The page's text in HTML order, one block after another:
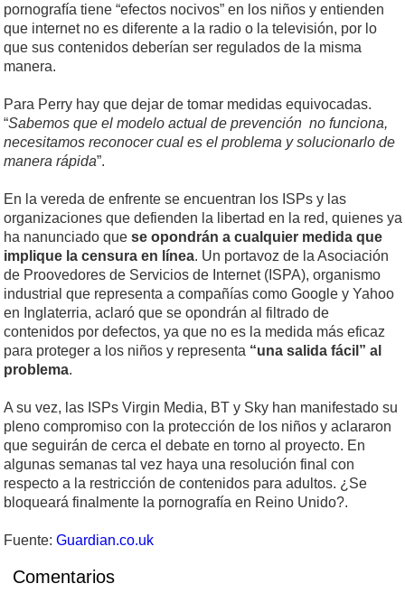
pornografía tiene “efectos nocivos” en los niños y entienden
que internet no es diferente a la radio o la televisión, por lo
que sus contenidos deberían ser regulados de la misma
manera.
Para Perry hay que dejar de tomar medidas equivocadas.
“Sabemos que el modelo actual de prevención no funciona,
necesitamos reconocer cual es el problema y solucionarlo de
manera rápida”.
En la vereda de enfrente se encuentran los ISPs y las
organizaciones que defienden la libertad en la red, quienes ya
ha nanunciado que se opondrán a cualquier medida que
implique la censura en línea. Un portavoz de la Asociación
de Proovedores de Servicios de Internet (ISPA), organismo
industrial que representa a compañías como Google y Yahoo
en Inglaterria, aclaró que se opondrán al filtrado de
contenidos por defectos, ya que no es la medida más eficaz
para proteger a los niños y representa “una salida fácil” al
problema.
A su vez, las ISPs Virgin Media, BT y Sky han manifestado su
pleno compromiso con la protección de los niños y aclararon
que seguirán de cerca el debate en torno al proyecto. En
algunas semanas tal vez haya una resolución final con
respecto a la restricción de contenidos para adultos. ¿Se
bloqueará finalmente la pornografía en Reino Unido?.
Fuente: Guardian.co.uk
Comentarios